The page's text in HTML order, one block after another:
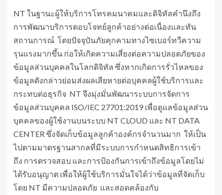
NT ในฐานะผู้ให้บริการโทรคมนาคมและดิจิทัลคำนึงถึง
การพัฒนาบริการตอบโจทย์ลูกค้าอย่างต่อเนื่องและทัน
สถานการณ์ โดยปัจจุบันภัยคุกคามทางไซเบอร์ทวีความ
รุนแรงมากขึ้น ก่อให้เกิดความเสี่ยงต่อความปลอดภัยของ
ข้อมูลส่วนบุคคลในโลกดิจิทัล ซึ่งหากเกิดการรั่วไหลของ
ข้อมูลดังกล่าวย่อมส่งผลเสียหายต่อบุคคลผู้ใช้บริการและ
กระทบต่อธุรกิจ NT จึงมุ่งมั่นพัฒนาระบบการจัดการ
ข้อมูลส่วนบุคคล ISO/IEC 27701:2019 เพื่อดูแลข้อมูลส่วน
บุคคลของผู้ใช้งานบนระบบ NT CLOUD และ NT DATA
CENTER ซึ่งจัดเก็บข้อมูลลูกค้าองค์กรจำนวนมาก ให้เป็น
ไปตามมาตรฐานสากลที่มีระบบการกำหนดสิทธิการเข้า
ถึง การตรวจสอบ และการป้องกันการเข้าถึงข้อมูลโดยไม่
ได้รับอนุญาต เพื่อให้ผู้ใช้บริการมั่นใจได้ว่าข้อมูลที่จัดเก็บ
โดย NT มีความปลอดภัย และสอดคล้องกับ